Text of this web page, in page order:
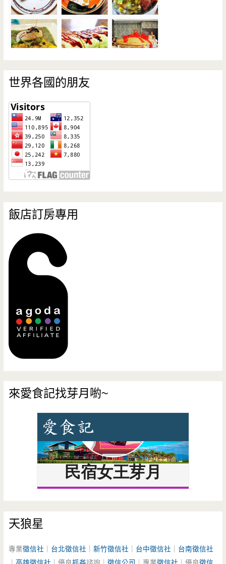
世界各國的朋友
飯店訂房專用
來愛食記找芽月喲~
天狼星
專業徵信社 台北徵信社 ｜新竹徵信社 台中徵信社
台南徵信社